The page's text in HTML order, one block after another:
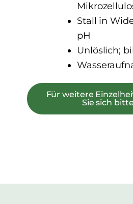
Stall inW
pH
Unlöslich;
Für weitere
Sie sich